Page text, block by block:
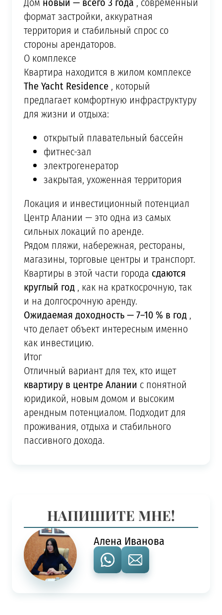
формат застройки, аккуратная
территория и стабильный спрос со
стороны арендаторов.
О комплексе
Квартира находится в жилом комплексе
The Yacht Residence , который
предлагает комфортную инфраструктуру
для жизни и отдыха:
открытый плавательный бассейн
фитнес-зал
электрогенератор
закрытая, ухоженная территория
Локация и инвестиционный потенциал
Центр Алании — это одна из самых
сильных локаций по аренде.
Рядом пляжи, набережная, рестораны,
магазины, торговые центры и транспорт.
Квартиры в этой части города сдаются
круглый год , как на краткосрочную, так
и на долгосрочную аренду.
Ожидаемая доходность — 7–10 % в год ,
что делает объект интересным именно
как инвестицию.
Итог
Отличный вариант для тех, кто ищет
квартиру в центре Алании с понятной
юридикой, новым домом и высоким
арендным потенциалом. Подходит для
проживания, отдыха и стабильного
пассивного дохода.
НАПИШИТЕ МНЕ!
Алена Иванова